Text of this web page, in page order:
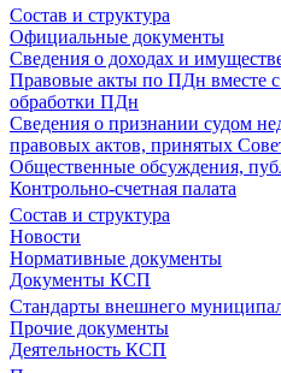
Состав и структура
Официальные документы
Сведения о доходах и
Правовые акты по ПДн вместе
обработки ПДн
Сведения о признании судом
правовых актов, принятых
Общественные обсуждения,
Контрольно-счетная палата
Состав и структура
Новости
Нормативные документы
Документы КСП
Стандарты внешнего
Прочие документы
Деятельность КСП